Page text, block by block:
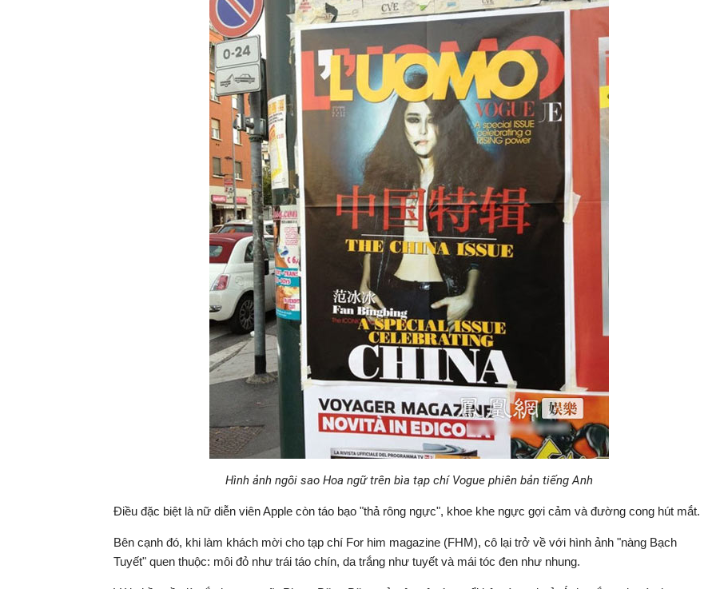
Hình ảnh ngôi sao Hoa ngữ trên bìa tạp chí Vogue phiên bản tiếng Anh
Điều đặc biệt là nữ diễn viên Apple còn táo bạo "thả rông ngực", khoe khe ngực gợi cảm và đường cong hút mắt.
Bên cạnh đó, khi làm khách mời cho tạp chí For him magazine (FHM), cô lại trở về với hình ảnh "nàng Bạch
Tuyết" quen thuộc: môi đỏ như trái táo chín, da trắng như tuyết và mái tóc đen như nhung.